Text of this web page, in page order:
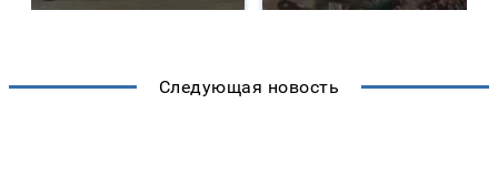
Следующая новость